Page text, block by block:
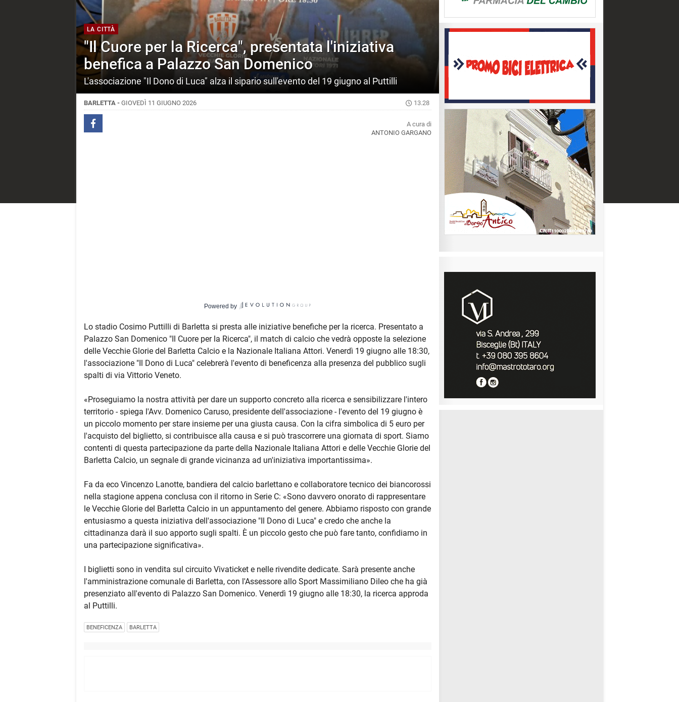
LA CITTÀ
"Il Cuore per la Ricerca", presentata l'iniziativa
benefica a Palazzo San Domenico
L'associazione "Il Dono di Luca" alza il sipario sull'evento del 19 giugno al Puttilli
BARLETTA - GIOVEDÌ 11 GIUGNO 2026 13.28
A cura di
ANTONIO GARGANO
Powered by
Lo stadio Cosimo Puttilli di Barletta si presta alle iniziative benefiche per la ricerca. Presentato a
Palazzo San Domenico "Il Cuore per la Ricerca", il match di calcio che vedrà opposte la selezione
delle Vecchie Glorie del Barletta Calcio e la Nazionale Italiana Attori. Venerdì 19 giugno alle 18:30,
l'associazione "Il Dono di Luca" celebrerà l'evento di beneficenza alla presenza del pubblico sugli
spalti di via Vittorio Veneto.
«Proseguiamo la nostra attività per dare un supporto concreto alla ricerca e sensibilizzare l'intero
territorio - spiega l'Avv. Domenico Caruso, presidente dell'associazione - l'evento del 19 giugno è
un piccolo momento per stare insieme per una giusta causa. Con la cifra simbolica di 5 euro per
l'acquisto del biglietto, si contribuisce alla causa e si può trascorrere una giornata di sport. Siamo
contenti di questa partecipazione da parte della Nazionale Italiana Attori e delle Vecchie Glorie del
Barletta Calcio, un segnale di grande vicinanza ad un'iniziativa importantissima».
Fa da eco Vincenzo Lanotte, bandiera del calcio barlettano e collaboratore tecnico dei biancorossi
nella stagione appena conclusa con il ritorno in Serie C: «Sono davvero onorato di rappresentare
le Vecchie Glorie del Barletta Calcio in un appuntamento del genere. Abbiamo risposto con grande
entusiasmo a questa iniziativa dell'associazione "Il Dono di Luca" e credo che anche la
cittadinanza darà il suo apporto sugli spalti. È un piccolo gesto che può fare tanto, confidiamo in
una partecipazione significativa».
I biglietti sono in vendita sul circuito Vivaticket e nelle rivendite dedicate. Sarà presente anche
l'amministrazione comunale di Barletta, con l'Assessore allo Sport Massimiliano Dileo che ha già
presenziato all'evento di Palazzo San Domenico. Venerdì 19 giugno alle 18:30, la ricerca approda
al Puttilli.
BENEFICENZA BARLETTA